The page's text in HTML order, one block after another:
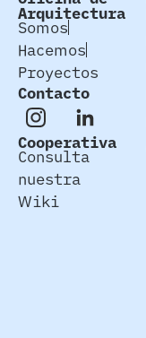
Arquitectura
Somos
Hacemos
Proyectos
Contacto
Cooperativa
Consulta
nuestra
Wiki